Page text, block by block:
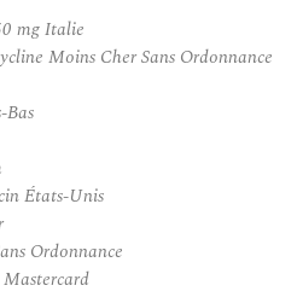
mg Italie
Moins Cher Sans Ordonnance
Bas
États-Unis
Ordonnance